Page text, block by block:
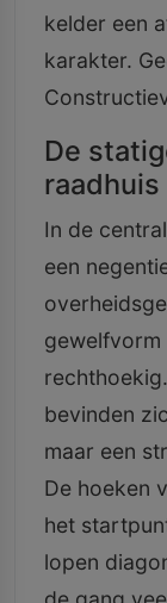
kelder een
karakter.
De
raadhuis
In de
een
gewelfvorm
bevinden
maar een
De hoeken
het
lopen